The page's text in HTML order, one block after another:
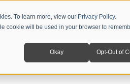
To learn more, view our Privacy Policy.
cookie will be used in your browser to
Okay Opt-Out of
PRODUCTS SOLUTIONS